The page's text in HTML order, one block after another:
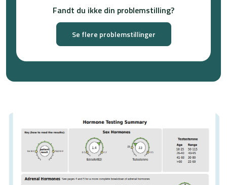
Fandt du ikke din problemstilling?
Se flere problemstillinger